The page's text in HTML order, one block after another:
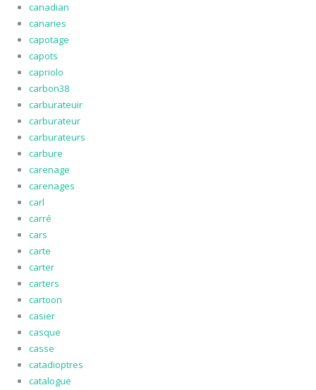
canadian
canaries
capotage
capots
capriolo
carbon38
carburateuir
carburateur
carburateurs
carbure
carenage
carenages
carl
carré
cars
carte
carter
carters
cartoon
casier
casque
casse
catadioptres
catalogue